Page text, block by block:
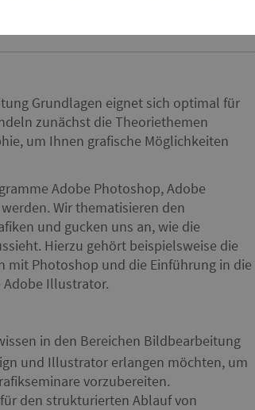
sinnvoll aufbauen.
Grundlagen eignet sich optimal für
zunächst die Theoriethemen
um Ihnen grafische Möglichkeiten
Adobe Photoshop, Adobe
Wir thematisieren den
und gucken uns an, wie die
Hierzu gehört beispielsweise die
mit Photoshop und die Einführung in die
Adobe Illustrator.
in den Bereichen Bildbearbeitung
und Illustrator erlangen möchten, um
vorzubereiten.
den strukturierten Ablauf von